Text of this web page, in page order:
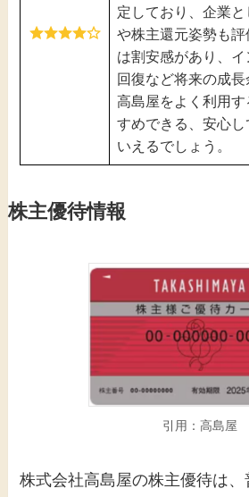
定しており、企業
や株主還元姿勢も
は割安感があり、
回復など将来の成長
高島屋をよく利用
すめできる、安心
いえるでしょう。
株主優待情報
引用：高島屋
株式会社高島屋の株主優待は